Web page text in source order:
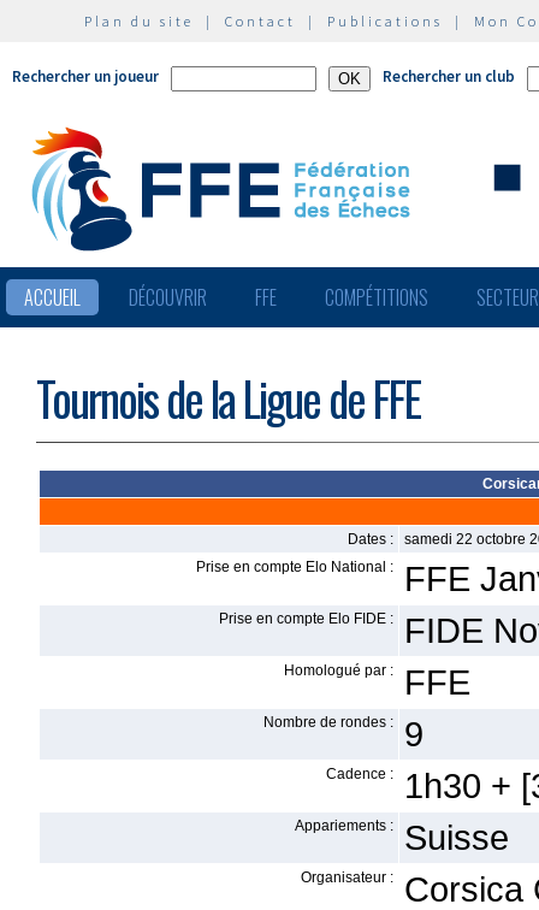
Plan du site | Contact | Publications | Mon
Rechercher un joueur Rechercher un club
ACCUEIL DÉCOUVRIR FFE COMPÉTITIONS
Tournois de la Ligue de FFE
Dates :
samedi 22 octobre
Prise en compte Elo National :
FFE
Prise en compte Elo FIDE : FIDE
Homologué par : FFE
Nombre de rondes : 9
Cadence : 1h30 +
Appariements : Suisse
Organisateur : Corsica